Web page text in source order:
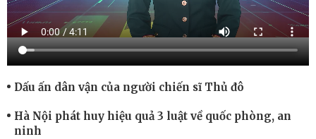
Dấu ấn dân vận của người chiến sĩ Thủ đô
Hà Nội phát huy hiệu quả 3 luật về quốc phòng, an
ninh